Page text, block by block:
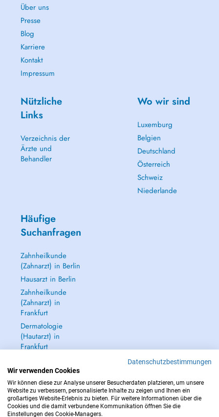
Über uns
Presse
Blog
Karriere
Kontakt
Impressum
Nützliche
Links
Verzeichnis der
Ärzte und
Behandler
Wo wir sind
Luxemburg
Belgien
Deutschland
Österreich
Schweiz
Niederlande
Häufige
Suchanfragen
Zahnheilkunde
(Zahnarzt) in Berlin
Hausarzt in Berlin
Zahnheilkunde
(Zahnarzt) in
Frankfurt
Dermatologie
(Hautarzt) in
Frankfurt
IM NOTFALL WENDEN SIE SICH AN : 112
Datenschutzbestimmungen
Wir verwenden Cookies
Wir können diese zur Analyse unserer Besucherdaten platzieren, um unsere
Website zu verbessern, personalisierte Inhalte zu zeigen und Ihnen ein
großartiges Website-Erlebnis zu bieten. Für weitere Informationen über die
Cookies und die damit verbundene Kommunikation öffnen Sie die
Einstellungen des Cookie-Managers.